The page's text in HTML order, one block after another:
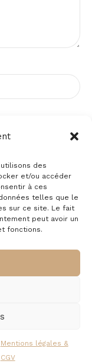
des
et/ou accéder
à ces
telles que le
sur ce site. Le fait
peut avoir un
fonctions.
Mentions légales &
CGV